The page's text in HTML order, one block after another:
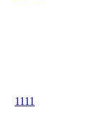
1111